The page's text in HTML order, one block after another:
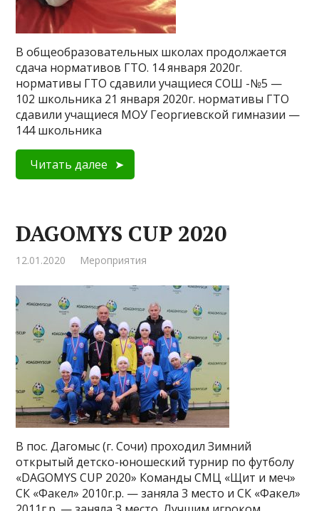
В общеобразовательных школах продолжается
сдача нормативов ГТО. 14 января 2020г.
нормативы ГТО сдавили учащиеся СОШ -№5 —
102 школьника 21 января 2020г. нормативы ГТО
сдавили учащиеся МОУ Георгиевской гимназии —
144 школьника
Читать далее
DAGOMYS CUP 2020
12.01.2020 Мероприятия
В пос. Дагомыс (г. Сочи) проходил Зимний
открытый детско-юношеский турнир по футболу
«DAGOMYS CUP 2020» Команды СМЦ «Щит и меч»
СК «Факел» 2010г.р. — заняла 3 место и СК «Факел»